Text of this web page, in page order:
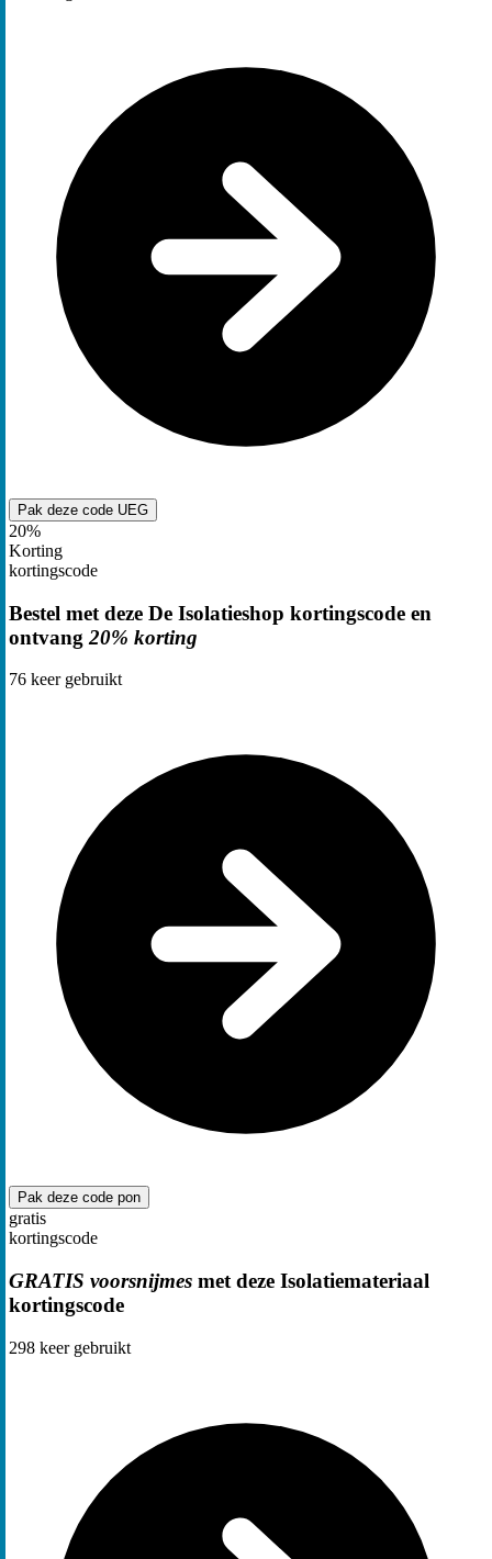
Pak deze code UEG
20%
Korting
kortingscode
Bestel met deze De Isolatieshop kortingscode en
ontvang 20% korting
76 keer gebruikt
Pak deze code pon
gratis
kortingscode
GRATIS voorsnijmes met deze Isolatiemateriaal
kortingscode
298 keer gebruikt